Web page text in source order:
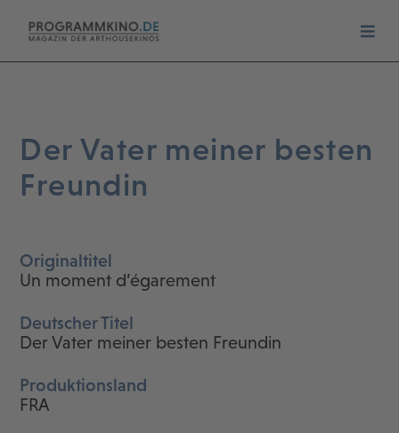
Der Vater meiner besten
Freundin
Originaltitel
Un moment d’égarement
Deutscher Titel
Der Vater meiner besten Freundin
Produktionsland
FRA